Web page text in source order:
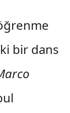
bir dans